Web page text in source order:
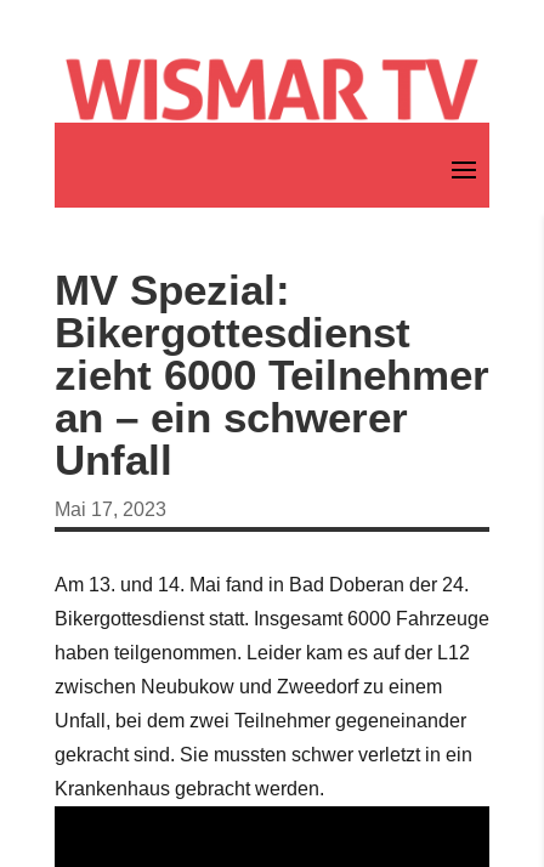
MV Spezial:
Bikergottesdienst
zieht 6000 Teilnehmer
an – ein schwerer
Unfall
Mai 17, 2023
Am 13. und 14. Mai fand in Bad Doberan der 24.
Bikergottesdienst statt. Insgesamt 6000 Fahrzeuge
haben teilgenommen. Leider kam es auf der L12
zwischen Neubukow und Zweedorf zu einem
Unfall, bei dem zwei Teilnehmer gegeneinander
gekracht sind. Sie mussten schwer verletzt in ein
Krankenhaus gebracht werden.